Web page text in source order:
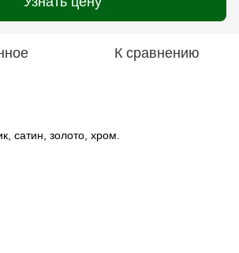
К сравнению
сатин, золото, хром.